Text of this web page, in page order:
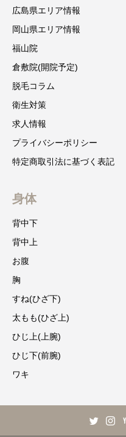
広島県エリア情報
岡山県エリア情報
福山院
倉敷院(開院予定)
脱毛コラム
衛生対策
求人情報
プライバシーポリシー
特定商取引法に基づく表記
身体
背中下
背中上
お腹
胸
すね(ひざ下)
太もも(ひざ上)
ひじ上(上腕)
ひじ下(前腕)
ワキ